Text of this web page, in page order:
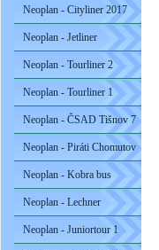
Neoplan - Cityliner 2017
Neoplan - Jetliner
Neoplan - Tourliner 2
Neoplan - Tourliner 1
Neoplan - ČSAD Tišnov 7
Neoplan - Piráti Chomutov
Neoplan - Kobra bus
Neoplan - Lechner
Neoplan - Juniortour 1